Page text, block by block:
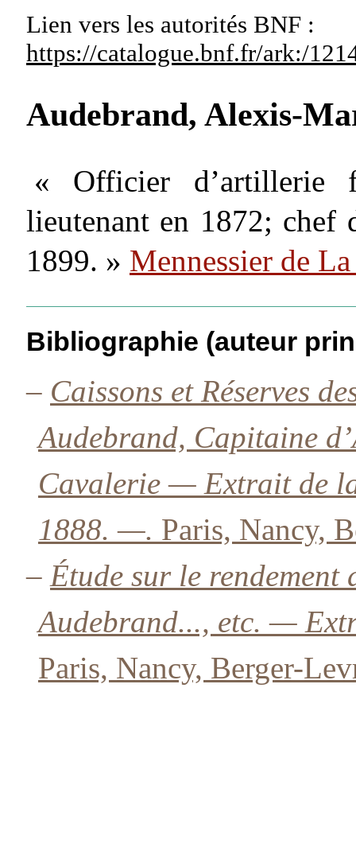
Lien vers les autorités BNF :
https://catalogue.bnf.fr/ark:/
Audebrand, Alexis-
« Officier d’artillerie
lieutenant en 1872; chef
1899. » Mennessier de
Bibliographie (auteur
– Caissons et Réserves
Audebrand, Capitaine
Cavalerie — Extrait de
1888. —. Paris, Nancy,
– Étude sur le
Audebrand..., etc. —
Paris, Nancy, Berger-